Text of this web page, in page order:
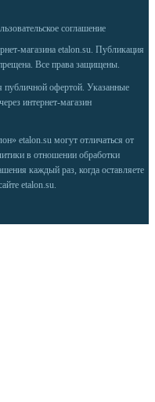
соглашение
магазина etalon.su. Публикация
Все права защищены.
публичной офертой. Указанные
интернет-магазин
etalon.su могут отличаться от
в отношении обработки
каждый раз, когда оставляете
etalon.su.